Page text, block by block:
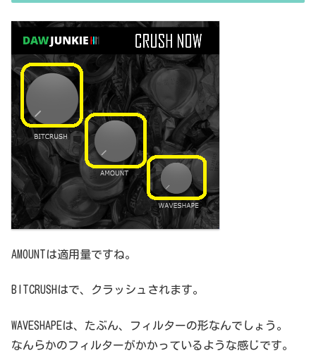
AMOUNTは適用量ですね。
BITCRUSHはで、クラッシュされます。
WAVESHAPEは、たぶん、フィルターの形なんでしょう。
なんらかのフィルターがかかっているような感じです。